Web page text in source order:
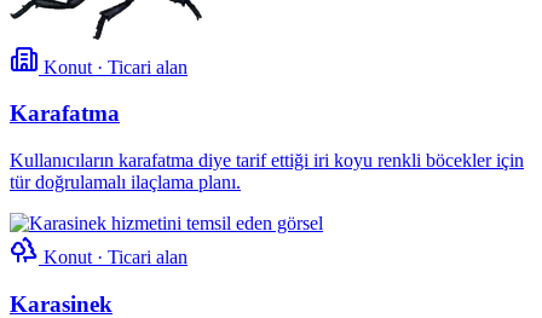
Konut · Ticari alan
Karafatma
Kullanıcıların karafatma diye tarif ettiği iri koyu renkli böcekler için
tür doğrulamalı ilaçlama planı.
Konut · Ticari alan
Karasinek